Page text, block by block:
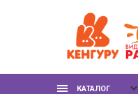
КАТАЛОГ